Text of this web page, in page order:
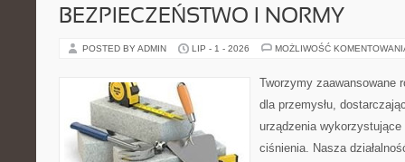
BEZPIECZEŃSTWO I NORMY
POSTED BY ADMIN LIP - 1 - 2026 MOŻLIWOŚĆ
Tworzymy zaawansowane
dla przemysłu,
urządzenia
ciśnienia. Nasza